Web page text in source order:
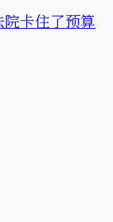
卡住了预算